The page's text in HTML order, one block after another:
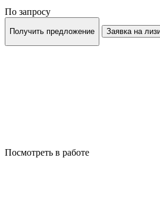
По запросу
Получить предложение Заявка на
Посмотреть в работе